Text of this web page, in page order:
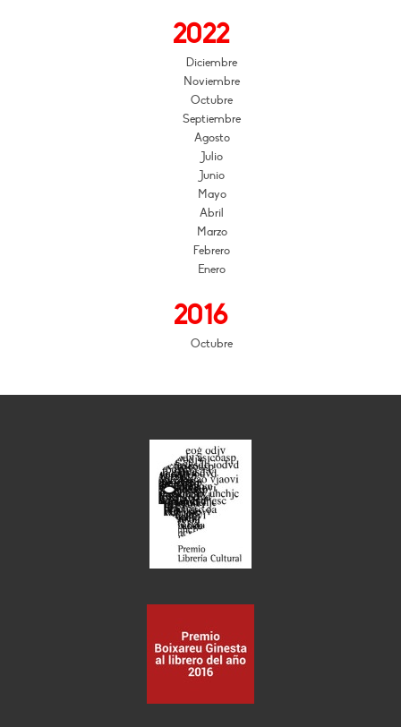
2022
Diciembre
Noviembre
Octubre
Septiembre
Agosto
Julio
Junio
Mayo
Abril
Marzo
Febrero
Enero
2016
Octubre